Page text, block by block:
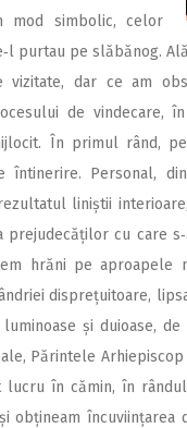
simbolic, celor
purtau pe slăbănog.
vizitate, dar ce am
de
În primul rând,
întinerire. Personal,
liniștii
prejudecăților cu care
hrăni pe aproapele
disprețuitoare,
și duioase,
Părintele
lucru în cămin, în
obțineam